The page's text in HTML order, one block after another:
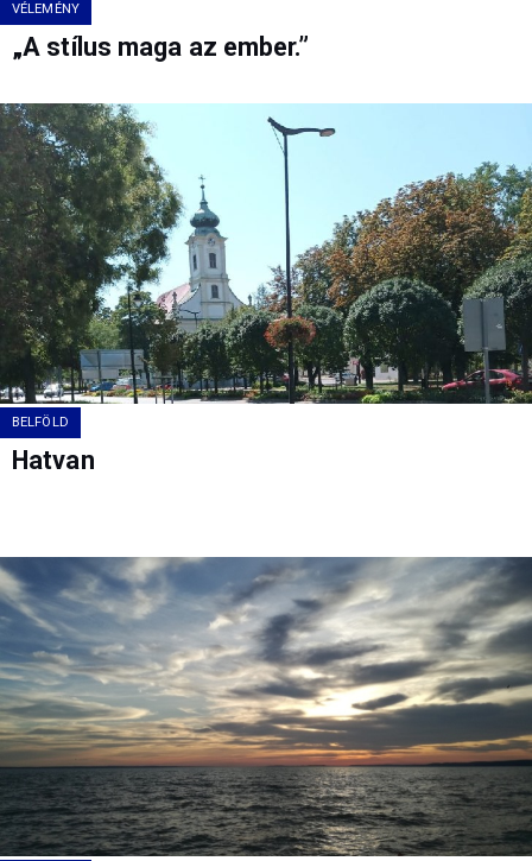
VÉLEMÉNY
„A stílus maga az ember.”
BELFÖLD
Hatvan